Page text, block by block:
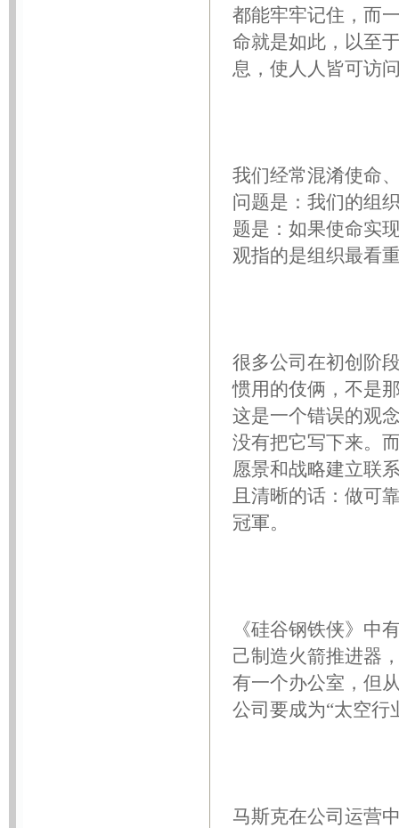
都能牢牢记住，而
命就是如此，以至
息，使人人皆可访
我们经常混淆使命
问题是：我们的组
题是：如果使命实
观指的是组织最看
很多公司在初创阶
惯用的伎俩，不是
这是一个错误的观
没有把它写下来。
愿景和战略建立联
且清晰的话：做可
冠軍。
《硅谷钢铁侠》中
己制造火箭推进器
有一个办公室，但
公司要成为“太空行
马斯克在公司运营